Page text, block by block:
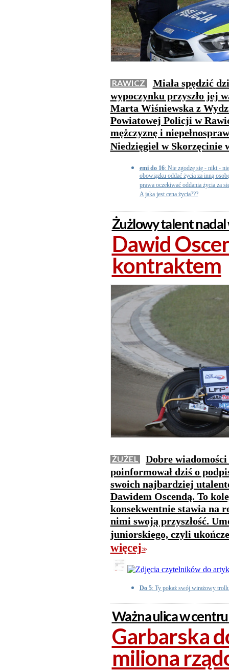
RAWICZ
Miała spędzić
wypoczynku przyszło jej
Marta Wiśniewska z
Powiatowej Policji w
mężczyznę i
Niedzięgiel w Skorzęcinie
emi do 16: Nie zgodzę się - nikt -
obowiązku oddać życia za inną
prawa oczekiwać oddania życia za
A jaka jest cena życia???
Żużlowy talent nadal
Dawid
kontraktem
ŻUŻEL
Dobre
poinformował dziś o
swoich najbardziej
Dawidem Oscendą. To
konsekwentnie stawia na
nimi swoją przyszłość.
juniorskiego, czyli
więcej>>
Do 5: Ty pokaż swój wirażowy
Ważna ulica w
Garbarska
miliona